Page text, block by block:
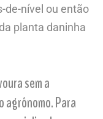
de-nível ou então
planta daninha
sem a
agrônomo. Para